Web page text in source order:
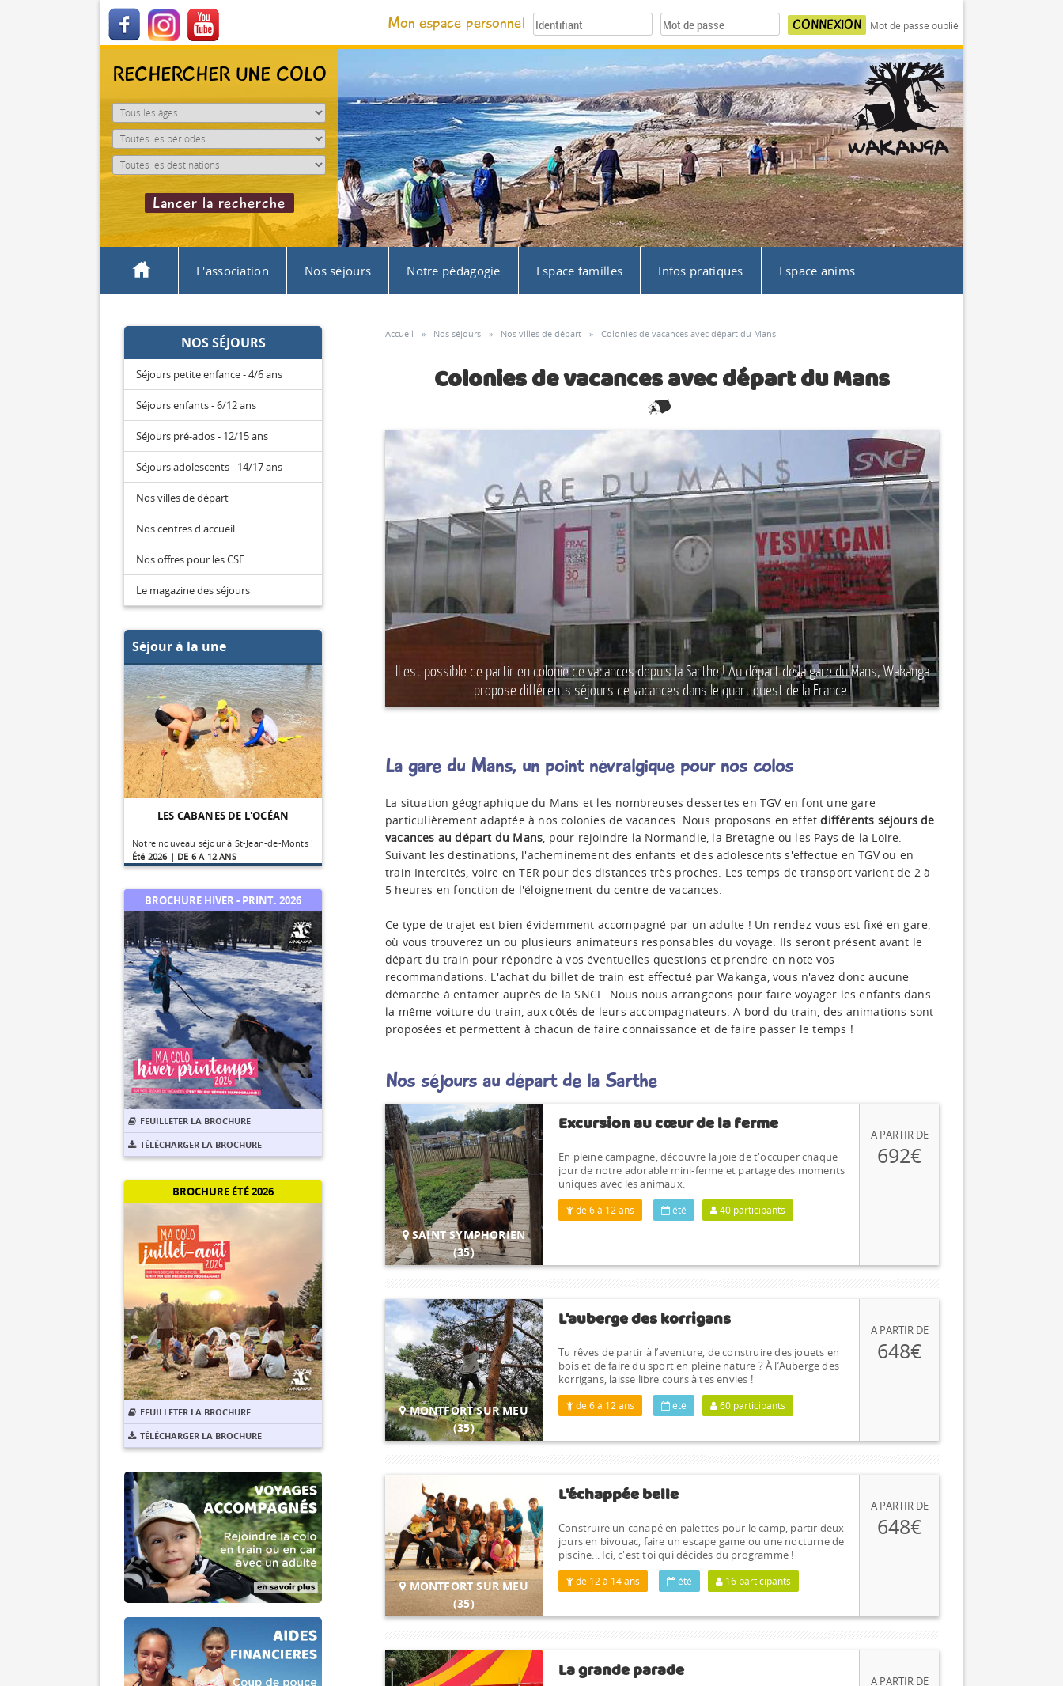
Mon espace personnel Mot de passe oublié
RECHERCHER UNE COLO
L'association Nos séjours Notre pédagogie Espace familles Infos pratiques Espace anims
Accueil » Nos séjours » Nos villes de départ » Colonies de vacances avec départ du Mans
Colonies de vacances avec départ du Mans
Il est possible de partir en colonie de vacances depuis la Sarthe ! Au départ de la gare du Mans, Wakanga
propose différents séjours de vacances dans le quart ouest de la France.
La gare du Mans, un point névralgique pour nos colos
La situation géographique du Mans et les nombreuses dessertes en TGV en font une gare
particulièrement adaptée à nos colonies de vacances. Nous proposons en effetdifférents séjours de
vacances au départ du Mans, pour rejoindre la Normandie, la Bretagne ou les Pays de la Loire.
Suivant les destinations, l'acheminement des enfants et des adolescents s'effectue en TGV ou en
train Intercités, voire en TER pour des distances très proches. Les temps de transport varient de 2 à
5 heures en fonction de l'éloignement du centre de vacances.
Ce type de trajet est bien évidemment accompagné par un adulte ! Un rendez-vous est fixé en gare,
où vous trouverez un ou plusieurs animateurs responsables du voyage. Ils seront présent avant le
départ du train pour répondre à vos éventuelles questions et prendre en note vos
recommandations. L'achat du billet de train est effectué par Wakanga, vous n'avez donc aucune
démarche à entamer auprès de la SNCF. Nous nous arrangeons pour faire voyager les enfants dans
la même voiture du train, aux côtés de leurs accompagnateurs. A bord du train, des animations sont
proposées et permettent à chacun de faire connaissance et de faire passer le temps !
Nos séjours au départ de la Sarthe
SAINT SYMPHORIEN
(35)
Excursion au cœur de la ferme
En pleine campagne, découvre la joie de t'occuper chaque
jour de notre adorable mini-ferme et partage des moments
uniques avec les animaux.
de 6 à 12 ans été 40 participants
A PARTIR DE
692€
MONTFORT SUR MEU
(35)
L'auberge des korrigans
Tu rêves de partir à l’aventure, de construire des jouets en
bois et de faire du sport en pleine nature ? À l’Auberge des
korrigans, laisse libre cours à tes envies !
de 6 à 12 ans été 60 participants
A PARTIR DE
648€
MONTFORT SUR MEU
(35)
L'échappée belle
Construire un canapé en palettes pour le camp, partir deux
jours en bivouac, faire un escape game ou une nocturne de
piscine... Ici, c'est toi qui décides du programme !
de 12 à 14 ans été 16 participants
A PARTIR DE
648€
La grande parade A PARTIR DE
NOS SÉJOURS
Séjours petite enfance - 4/6 ans
Séjours enfants - 6/12 ans
Séjours pré-ados - 12/15 ans
Séjours adolescents - 14/17 ans
Nos villes de départ
Nos centres d'accueil
Nos offres pour les CSE
Le magazine des séjours
Séjour à la une
LES CABANES DE L'OCÉAN
Notre nouveau séjour à St-Jean-de-Monts !
Été 2026 | DE 6 A 12 ANS
BROCHURE HIVER - PRINT. 2026
FEUILLETER LA BROCHURE
TÉLÉCHARGER LA BROCHURE
BROCHURE ÉTÉ 2026
FEUILLETER LA BROCHURE
TÉLÉCHARGER LA BROCHURE